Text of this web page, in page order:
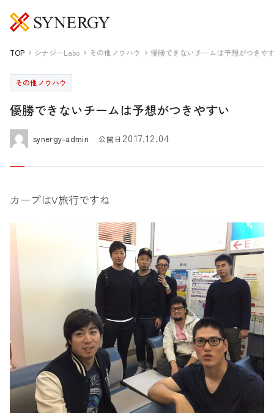
TOP シナジーLabo その他ノウハウ 優勝できないチームは予想がつきや
その他ノウハウ
優勝できないチームは予想がつきやすい
synergy-admin 公開日 2017.12.04
カープはV旅行ですね